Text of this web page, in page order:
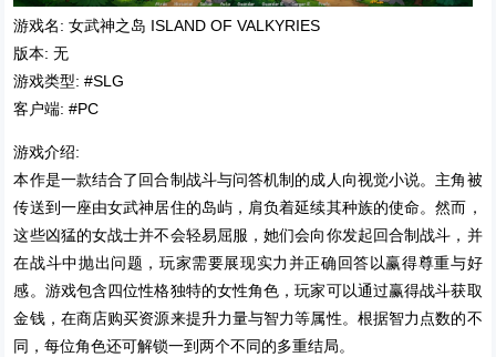
游戏名: 女武神之岛 ISLAND OF VALKYRIES
版本: 无
游戏类型: #SLG
客户端: #PC
游戏介绍:
本作是一款结合了回合制战斗与问答机制的成人向视觉小说。主角被
传送到一座由女武神居住的岛屿，肩负着延续其种族的使命。然而，
这些凶猛的女战士并不会轻易屈服，她们会向你发起回合制战斗，并
在战斗中抛出问题，玩家需要展现实力并正确回答以赢得尊重与好
感。游戏包含四位性格独特的女性角色，玩家可以通过赢得战斗获取
金钱，在商店购买资源来提升力量与智力等属性。根据智力点数的不
同，每位角色还可解锁一到两个不同的多重结局。